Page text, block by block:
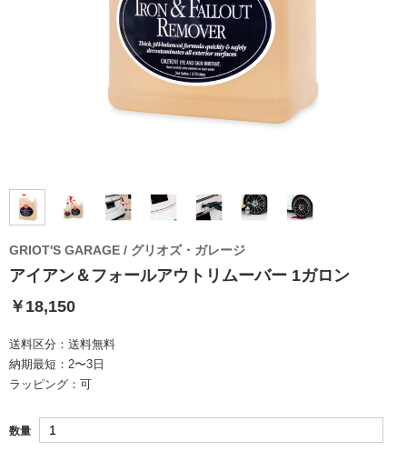
GRIOT'S GARAGE / グリオズ・ガレージ
アイアン＆フォールアウトリムーバー 1ガロン
￥18,150
送料区分： 送料無料
納期最短： 2〜3日
ラッピング： 可
数量